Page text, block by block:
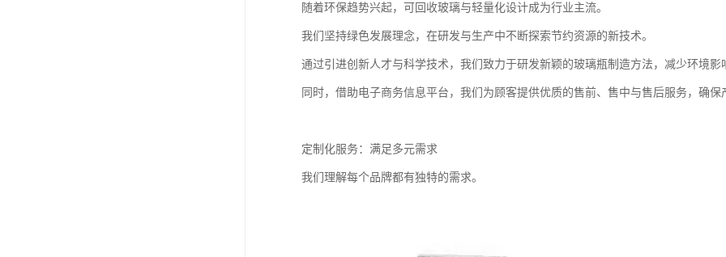
随着环保趋势兴起，可回收玻璃与轻量化设计成为行业主流。
我们坚持绿色发展理念，在研发与生产中不断探索节约资源的新技术。
通过引进创新人才与科学技术，我们致力于研发新颖的玻璃瓶制造方法，减少环境影
同时，借助电子商务信息平台，我们为顾客提供优质的售前、售中与售后服务，确
定制化服务：满足多元需求
我们理解每个品牌都有独特的需求。